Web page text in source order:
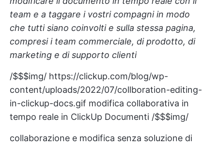
team e a taggare i vostri compagni in modo
che tutti siano coinvolti e sulla stessa pagina,
compresi i team commerciale, di prodotto, di
marketing e di supporto clienti
/$$$img/ https://clickup.com/blog/wp-
content/uploads/2022/07/collboration-editing-
in-clickup-docs.gif modifica collaborativa in
tempo reale in ClickUp Documenti /$$$img/
collaborazione e modifica senza soluzione di